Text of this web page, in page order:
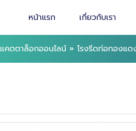
หน้าแรก เกี่ยวกับเรา
แคตตาล็อกออนไลน์ » โรงรีดท่อทองแด